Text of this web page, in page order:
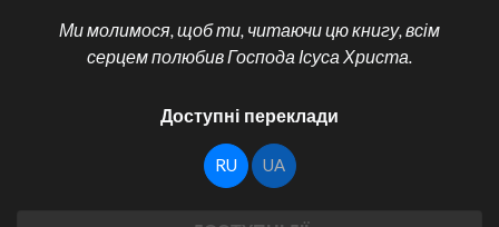
Ми молимося, щоб ти, читаючи цю книгу, всім
серцем полюбив Господа Ісуса Христа.
Доступні переклади
RU UA